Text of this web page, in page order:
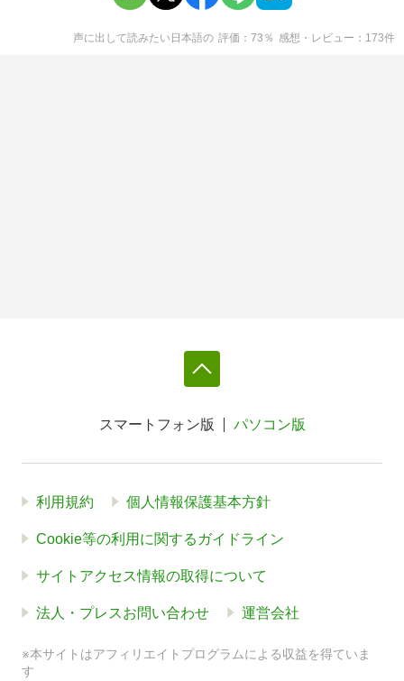
声に出して読みたい日本語の 評価 73 ％ 感想・レビュー 173件
スマートフォン版 パソコン版
利用規約 個人情報保護基本方針
Cookie等の利用に関するガイドライン
サイトアクセス情報の取得について
法人・プレスお問い合わせ 運営会社
※本サイトはアフィリエイトプログラムによる収益を得ていま
す